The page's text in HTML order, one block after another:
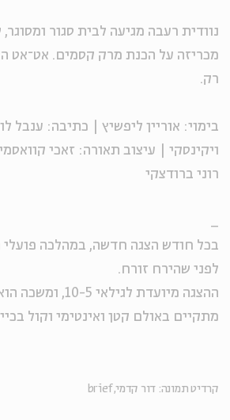
נוודית רעבה מגיעה לבית סגור
מכריזה על הכנת מרק קסמים. אט־אט
רק.
בימוי: אוריין ליפשיץ | כתיבה: ענבל
ויקינסקי | עיצוב תאורה: זאכי
רוני ברודצקי
בכל חודש הצגה חדשה, במהלכה פועלי
לפני שהירח זורח.
ההצגה מיועדת
מתקיים באולם קטן ואינטימי וקול
קרדיט תמונה: דור קדמי, brief